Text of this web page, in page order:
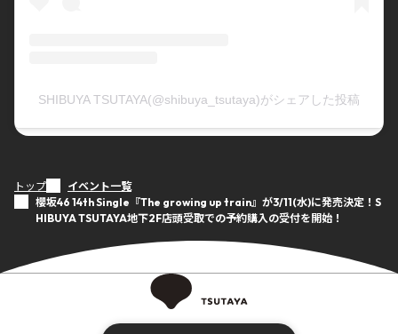
トップ
イベント一覧
櫻坂46 14th Single『The growing up train』が3/11(水)に発売決定！S
HIBUYA TSUTAYA地下2F店頭受取での予約購入の受付を開始！
SHIBUYA TSUTAYA(@shibuya_tsutaya)がシェアした投稿